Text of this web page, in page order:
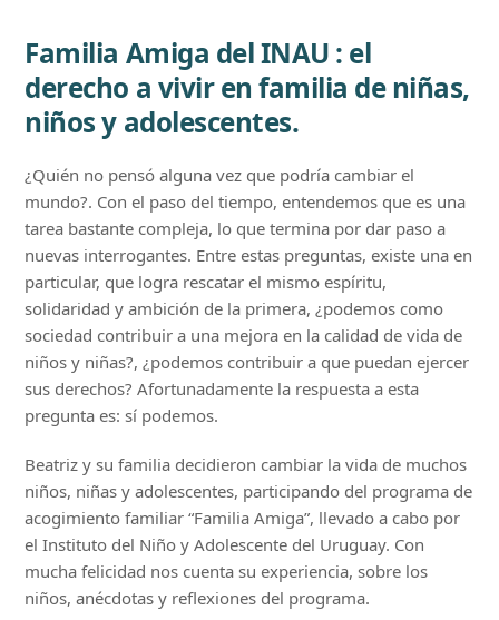
Familia Amiga del INAU : el
derecho a vivir en familia de niñas,
niños y adolescentes.
¿Quién no pensó alguna vez que podría cambiar el
mundo?. Con el paso del tiempo, entendemos que es una
tarea bastante compleja, lo que termina por dar paso a
nuevas interrogantes. Entre estas preguntas, existe una en
particular, que logra rescatar el mismo espíritu,
solidaridad y ambición de la primera, ¿podemos como
sociedad contribuir a una mejora en la calidad de vida de
niños y niñas?, ¿podemos contribuir a que puedan ejercer
sus derechos? Afortunadamente la respuesta a esta
pregunta es: sí podemos.
Beatriz y su familia decidieron cambiar la vida de muchos
niños, niñas y adolescentes, participando del programa de
acogimiento familiar “Familia Amiga”, llevado a cabo por
el Instituto del Niño y Adolescente del Uruguay. Con
mucha felicidad nos cuenta su experiencia, sobre los
niños, anécdotas y reflexiones del programa.